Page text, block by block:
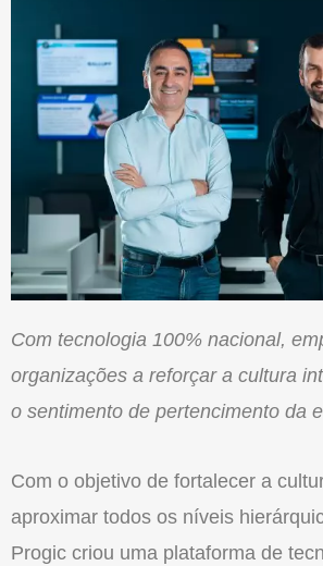
Com tecnologia 100% nacional,
organizações a reforçar a cultura
o sentimento de pertencimento da
Com o objetivo de fortalecer a
aproximar todos os níveis
Progic criou uma plataforma de